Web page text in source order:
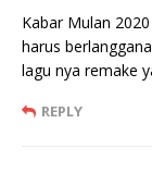
Kabar Mulan
harus
lagu nya remake
REPLY